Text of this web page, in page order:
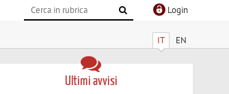
Login
IT EN
Ultimi avvisi